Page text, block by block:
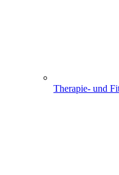
Therapie- und